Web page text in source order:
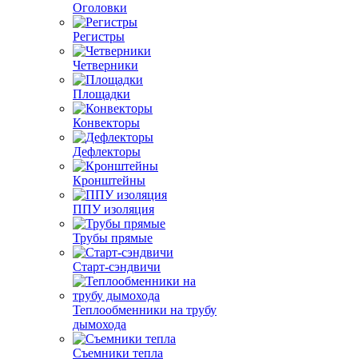
Оголовки
Регистры
Четверники
Площадки
Конвекторы
Дефлекторы
Кронштейны
ППУ изоляция
Трубы прямые
Старт-сэндвичи
Теплообменники на трубу
дымохода
Съемники тепла